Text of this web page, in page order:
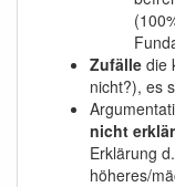
Zufälle die
nicht?), es
nicht
Erklärung
höheres/